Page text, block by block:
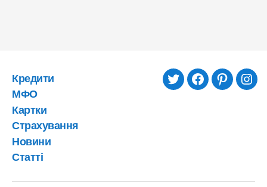
Кредити
МФО
Картки
Страхування
Новини
Статті
twitterfacebookpinterest